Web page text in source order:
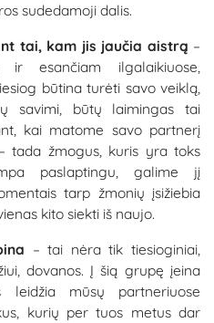
sudedamoji dalis.
tai, kam jis jaučia aistrą –
esančiam ilgalaikiuose,
būtina turėti savo veiklą,
savimi, būtų laimingas tai
kai matome savo partnerį
tada žmogus, kuris yra toks
paslaptingu, galime jį
tarp žmonių įsižiebia
kito siekti iš naujo.
– tai nėra tik tiesioginiai,
dovanos. Į šią grupę įeina
leidžia mūsų partneriuose
kurių per tuos metus dar